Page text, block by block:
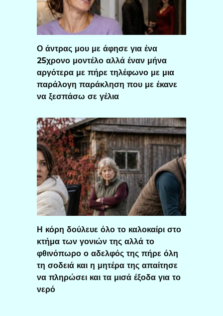
Ο άντρας μου με άφησε για ένα
25χρονο μοντέλο αλλά έναν μήνα
αργότερα με πήρε τηλέφωνο με μια
παράλογη παράκληση που με έκανε
να ξεσπάσω σε γέλια
Η κόρη δούλευε όλο το καλοκαίρι στο
κτήμα των γονιών της αλλά το
φθινόπωρο ο αδελφός της πήρε όλη
τη σοδειά και η μητέρα της απαίτησε
να πληρώσει και τα μισά έξοδα για το
νερό